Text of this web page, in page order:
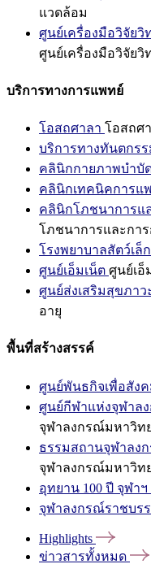
แวดล้อม
ศูนย์เครื่องมือวิจัยวิ
ศูนย์เครื่องมือวิจัยวิ
บริการทางการแพทย์
โอสถศาลา โอสถศ
บริการทางทันตกรร
คลินิกกายภาพบำบั
คลินิกเทคนิคการแ
คลินิกโภชนาการแ
โภชนาการและกา
โรงพยาบาลสัตว์เล็
ศูนย์เอ็มเน็ต ศูนย์เอ็
ศูนย์ส่งเสริมสุขภาว
อายุ
พื้นที่สร้างสรรค์
ศูนย์พันธกิจเพื่อสังค
ศูนย์กีฬาแห่งจุฬาล
จุฬาลงกรณ์มหาวิท
ธรรมสถานจุฬาลง
จุฬาลงกรณ์มหาวิท
อุทยาน 100 ปี จุฬาฯ
จุฬาลงกรณ์ราชบร
Highlights
ข่าวสารทั้งหมด